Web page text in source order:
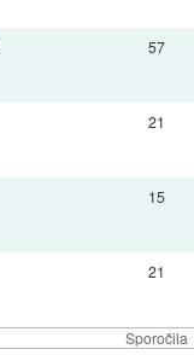
Sporočila
57
21
15
21